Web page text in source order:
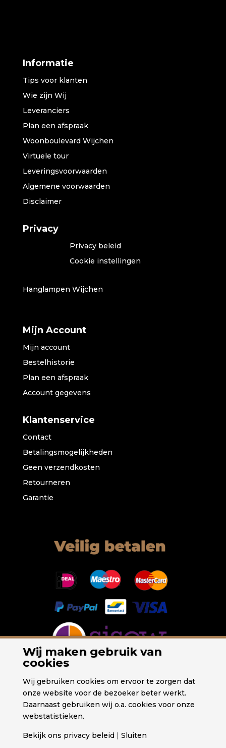
Informatie
Tips voor klanten
Wie zijn Wij
Leveranciers
Plan een afspraak
Woonboulevard Wijchen
Virtuele tour
Leveringsvoorwaarden
Algemene voorwaarden
Disclaimer
Privacy
Privacy beleid
Cookie instellingen
Hanglampen Wijchen
Mijn Account
Mijn account
Bestelhistorie
Plan een afspraak
Account gegevens
Klantenservice
Contact
Betalingsmogelijkheden
Geen verzendkosten
Retourneren
Garantie
Wij maken gebruik van
cookies
Wij gebruiken cookies om ervoor te zorgen dat
onze website voor de bezoeker beter werkt.
Daarnaast gebruiken wij o.a. cookies voor onze
webstatistieken.
Bekijk ons privacy beleid | Sluiten